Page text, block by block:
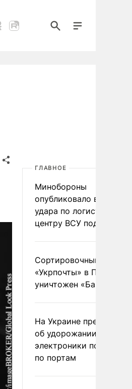
ГЛАВНОЕ
Минобороны
опубликовало видео
удара по
центру ВСУ под Киевом
Сортировочный пункт
«Укрпочты» в
уничтожен
На Украине
об удорожании
электроники после
по портам